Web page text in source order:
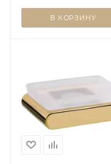
В КОРЗИНУ